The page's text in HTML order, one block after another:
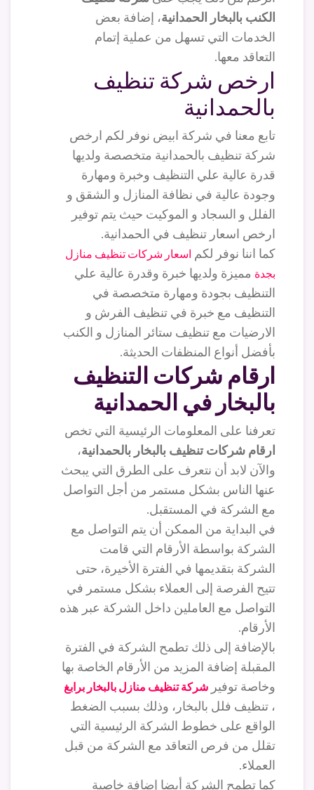
الكنب بالبخار الحمدانية، إضافة بعض
الخدمات التي تسهل من عملية إتمام
التعاقد معها.
ارخص شركة تنظيف
بالحمدانية
تابع معنا في شركة ابيض نوفر لكم ارخص
شركة تنظيف بالحمدانية متخصصة ولديها
قدرة عالية علي التنظيف وخبرة ومهارة
وجودة عالية في نظافة المنازل و الشقق و
الفلل و السجاد و الموكيت حيث يتم توفير
ارخص اسعار تنظيف في الحمدانية.
كما اننا نوفر لكم اسعار شركات تنظيف منازل
بجدة مميزة ولديها خبرة وقدرة عالية علي
التنظيف بجودة ومهارة متخصصة في
التنظيف مع خبرة في تنظيف الفرش و
الارضيات مع تنظيف ستائر المنازل و الكنب
بأفضل أنواع المنظفات الحديثة.
ارقام شركات التنظيف
بالبخار في الحمدانية
تعرفنا على المعلومات الرئيسية التي تخص
ارقام شركات تنظيف بالبخار بالحمدانية،
والآن لابد أن نتعرف على الطرق التي يبحث
عنها الناس بشكل مستمر من أجل التواصل
مع الشركة في المستقبل.
في البداية من الممكن أن يتم التواصل مع
الشركة بواسطة الأرقام التي قامت
الشركة بتقديمها في الفترة الأخيرة، حتى
تتيح الفرصة إلى العملاء بشكل مستمر في
التواصل مع العاملين داخل الشركة عبر هذه
الأرقام.
بالإضافة إلى ذلك تطمح الشركة في الفترة
المقبلة إضافة المزيد من الأرقام الخاصة بها
وخاصة توفير شركة تنظيف منازل بالبخار برابغ
، تنظيف فلل بالبخار، وذلك بسبب الضغط
الواقع على خطوط الشركة الرئيسية التي
تقلل من فرص التعاقد مع الشركة من قبل
العملاء.
كما تطمح الشركة أيضا إضافة خاصية